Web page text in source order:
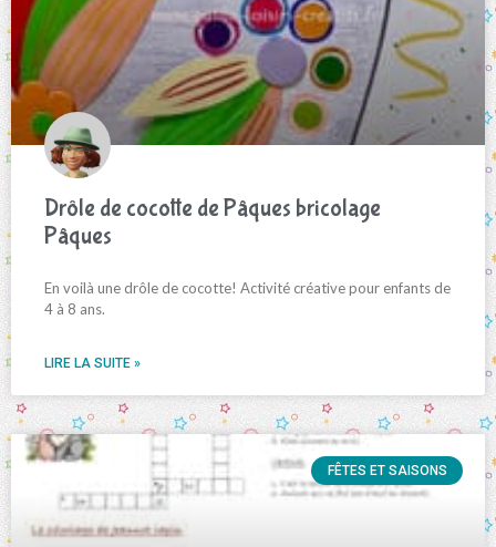
Drôle de cocotte de Pâques bricolage
Pâques
En voilà une drôle de cocotte! Activité créative pour enfants de
4 à 8 ans.
LIRE LA SUITE »
FÊTES ET SAISONS